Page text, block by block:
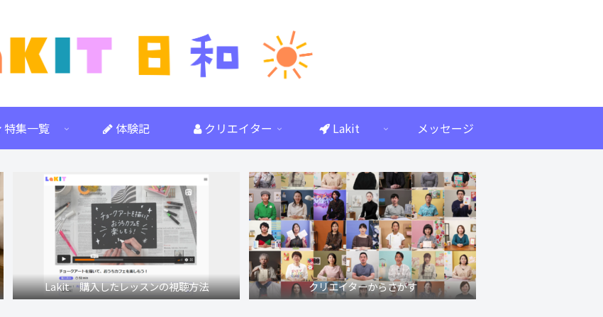
特集一覧 体験記 クリエイター Lakit メッセージ
Lakit 購入したレッスンの視聴方法 クリエイターからさがす